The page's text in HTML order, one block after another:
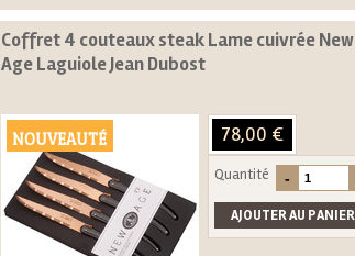
Coffret 4 couteaux steak Lame cuivrée New
Age Laguiole Jean Dubost
NOUVEAUTÉ 78,00 €
Quantité